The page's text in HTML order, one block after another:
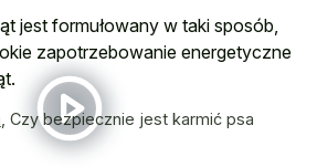
jest formułowany w taki sposób,
zapotrzebowanie energetyczne
Czy bezpiecznie jest karmić psa